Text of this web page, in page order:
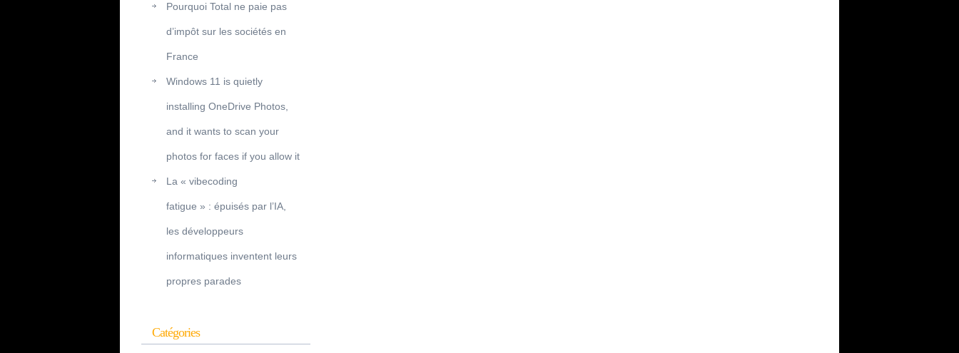
Pourquoi Total ne paie pas
d’impôt sur les sociétés en
France
Windows 11 is quietly
installing OneDrive Photos,
and it wants to scan your
photos for faces if you allow it
La « vibecoding
fatigue » : épuisés par l’IA,
les développeurs
informatiques inventent leurs
propres parades
Catégories